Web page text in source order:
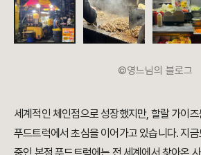
©영느님의 블로그
세계적인 체인점으로 성장했지만, 할랄 가이
푸드트럭에서 초심을 이어가고 있습니다. 지
중인 본점 푸드트럭에는 전 세계에서 찾아온